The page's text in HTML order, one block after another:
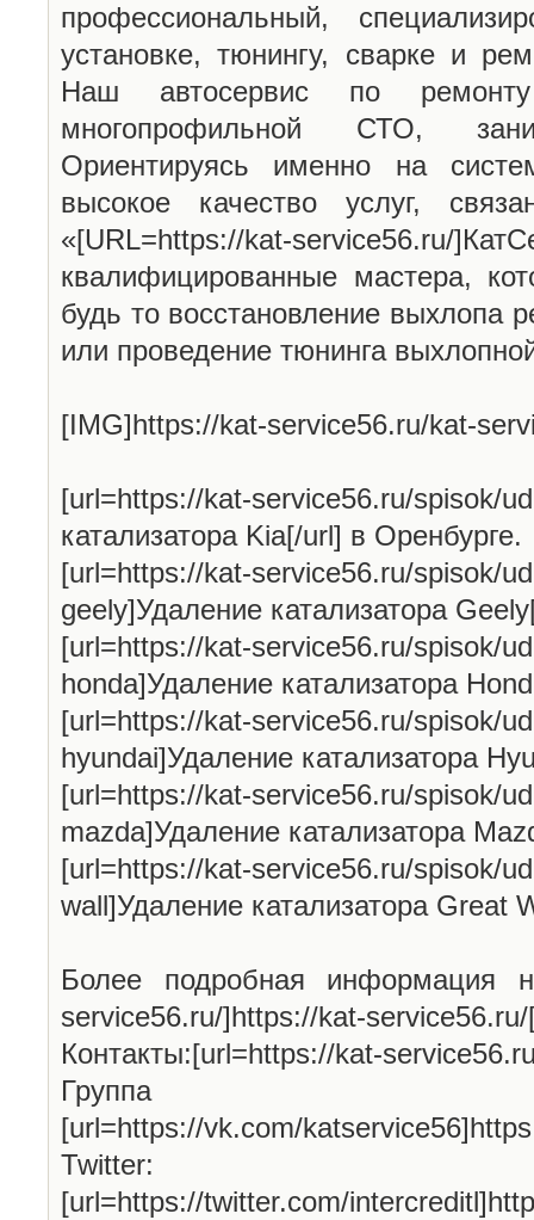
профессиональный,
установке, тюнингу, сварке и
Наш автосервис по
многопрофильной СТО,
Ориентируясь именно на
высокое качество услуг,
«[URL=https://kat-service56.ru/
квалифицированные мастера,
будь то восстановление выхлопа
или проведение тюнинга
[IMG]https://kat-service56.ru/kat-
[url=https://kat-service56.ru/spisok/
катализатора Kia[/url] в Оренбурге.
[url=https://kat-service56.ru/spisok/
geely]Удаление катализатора
[url=https://kat-service56.ru/spisok/
honda]Удаление катализатора
[url=https://kat-service56.ru/spisok/
hyundai]Удаление катализатора
[url=https://kat-service56.ru/spisok/
mazda]Удаление катализатора
[url=https://kat-service56.ru/spisok/
wall]Удаление катализатора Great
Более подробная информация
service56.ru/]https://kat-
Контакты:[url=https://kat-
[url=https://vk.com/
Twitter:
[url=https://twitter.com/